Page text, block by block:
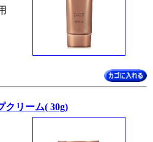
リーム( 30g)